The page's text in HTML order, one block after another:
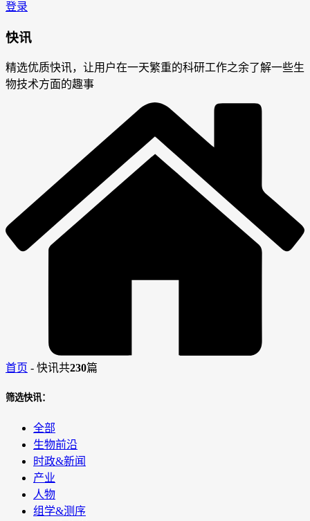
登录
快讯
精选优质快讯，让用户在一天繁重的科研工作之余了解一些生
物技术方面的趣事
首页 - 快讯共230篇
筛选快讯：
全部
生物前沿
时政&新闻
产业
人物
组学&测序